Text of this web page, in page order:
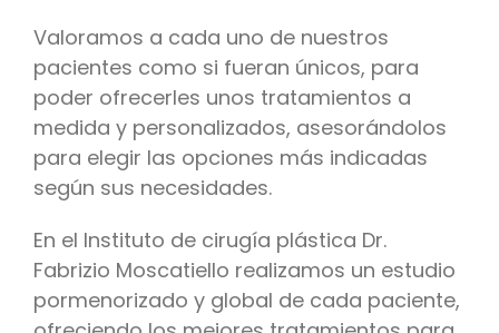
Valoramos a cada uno de nuestros
pacientes como si fueran únicos, para
poder ofrecerles unos tratamientos a
medida y personalizados, asesorándolos
para elegir las opciones más indicadas
según sus necesidades.
En el Instituto de cirugía plástica Dr.
Fabrizio Moscatiello realizamos un estudio
pormenorizado y global de cada paciente,